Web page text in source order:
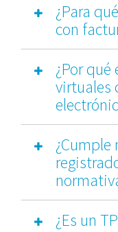
¿Para
con
¿Por
virtuales
¿Es un